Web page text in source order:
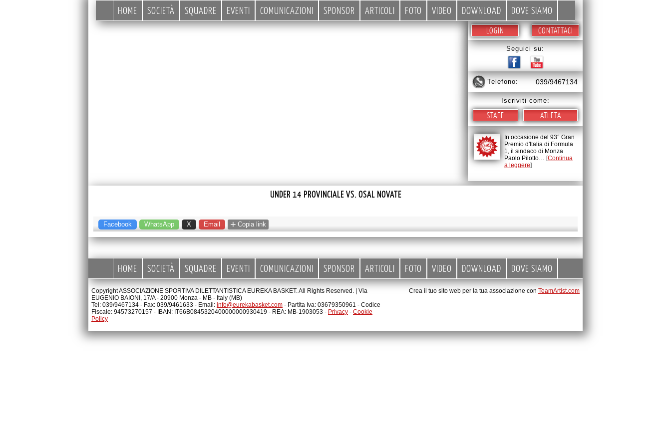
HOME SOCIETÀ SQUADRE EVENTI COMUNICAZIONI SPONSOR ARTICOLI FOTO VIDEO DOWNLOAD DOVE SIAMO
LOGIN CONTATTACI
Seguici su:
telefono: 039/9467134
Iscriviti come:
STAFF ATLETA
In occasione del 93° Gran
Premio d'Italia di Formula
1, il sindaco di Monza
Paolo Pilotto… [Continua
a leggere]
UNDER 14 PROVINCIALE VS. OSAL NOVATE
Facebook WhatsApp X Email + Copia link
HOME SOCIETÀ SQUADRE EVENTI COMUNICAZIONI SPONSOR ARTICOLI FOTO VIDEO DOWNLOAD DOVE SIAMO
Copyright ASSOCIAZIONE SPORTIVA DILETTANTISTICA EUREKA BASKET. All Rights Reserved. | Via
EUGENIO BAIONI, 17/A - 20900 Monza - MB - Italy (MB)
Tel: 039/9467134 - Fax: 039/9461633 - Email: info@eurekabasket.com - Partita Iva: 03679350961 - Codice
Fiscale: 94573270157 - IBAN: IT66B0845320400000000930419 - REA: MB-1903053 - Privacy - Cookie
Policy
Crea il tuo sito web per la tua associazione con TeamArtist.com